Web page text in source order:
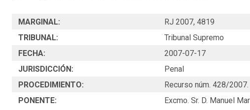
MARGINAL:
RJ 2007, 4819
TRIBUNAL:
Tribunal Supremo
FECHA:
2007-07-17
JURISDICCIÓN:
Penal
PROCEDIMIENTO:
Recurso núm. 428/2007.
PONENTE:
Excmo. Sr. D. Manuel